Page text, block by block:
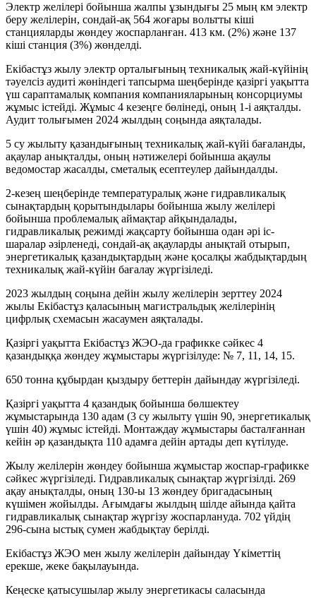
Электр желілері бойынша жалпы ұзындығы 25 мың км электр
беру желілерін, сондай-ақ 564 жоғары вольтты кіші
станцияларды жөндеу жоспарланған. 413 км. (2%) және 137
кіші станция (3%) жөнделді.
Екібастұз жылу электр орталығының техникалық жай-күйінің
тәуелсіз аудиті жөніндегі тапсырма шеңберінде қазіргі уақытта
үш сараптамалық компания компанияларының консорциумы
жұмыс істейді. Жұмыс 4 кезеңге бөлінеді, оның 1-і аяқталды.
Аудит толығымен 2024 жылдың соңында аяқталады.
5 су жылыту қазандығының техникалық жай-күйі бағаланды,
ақаулар анықталды, оның нәтижелері бойынша ақаулы
ведомостар жасалды, сметалық есептеулер дайындалды.
2-кезең шеңберінде температуралық және гидравликалық
сынақтардың қорытындылары бойынша жылу желілері
бойынша проблемалық аймақтар айқындалады,
гидравликалық режимді жақсарту бойынша одан әрі іс-
шаралар әзірленеді, сондай-ақ ақауларды анықтай отырып,
энергетикалық қазандықтардың және қосалқы жабдықтардың
техникалық жай-күйін бағалау жүргізіледі.
2023 жылдың соңына дейін жылу желілерін зерттеу 2024
жылы Екібастұз қаласының магистральдық желілерінің
цифрлық схемасын жасаумен аяқталады.
Қазіргі уақытта Екібастұз ЖЭО-да графикке сәйкес 4
қазандыққа жөндеу жұмыстары жүргізілуде: № 7, 11, 14, 15.
650 тонна құбырдан қыздыру беттерін дайындау жүргізіледі.
Қазіргі уақытта 4 қазандық бойынша бөлшектеу
жұмыстарында 130 адам (3 су жылыту үшін 90, энергетикалық
үшін 40) жұмыс істейді. Монтаждау жұмыстары басталғаннан
кейін әр қазандықта 110 адамға дейін артады деп күтілуде.
Жылу желілерін жөндеу бойынша жұмыстар жоспар-графикке
сәйкес жүргізіледі. Гидравликалық сынақтар жүргізілді. 269
ақау анықталды, оның 130-ы 13 жөндеу бригадасының
күшімен жойылды. Ағымдағы жылдың шілде айында қайта
гидравликалық сынақтар жүргізу жоспарлануда. 702 үйдің
296-сына ыстық сумен жабдықтау берілді.
Екібастұз ЖЭО мен жылу желілерін дайындау Үкіметтің
ерекше, жеке бақылауында.
Кеңеске қатысушылар жылу энергетикасы саласында